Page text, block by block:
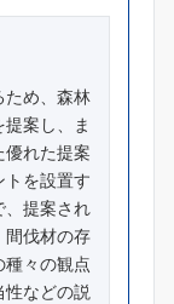
ため、森林
案し、ま
れた提案
を設置す
、提案され
間伐材の存
々の観点
などの説